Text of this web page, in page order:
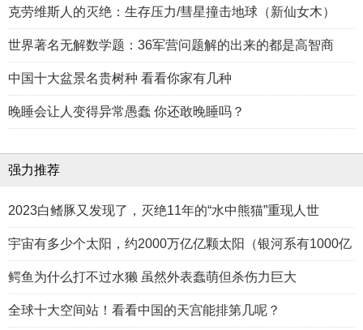
克劳维斯人的灭绝：生存压力/彗星撞击地球（新仙女木）
世界著名无解数学题：36军营问题解的出来的都是高智商
中国十大盆景名贵树种 看看你家有几种
晚睡会让人变得异常愚蠢 你还敢晚睡吗？
强力推荐
2023白鳍豚又发现了，灭绝11年的“水中熊猫”重现人世
宇宙有多少个太阳，约2000万亿亿颗太阳（银河系有1000亿
鳄鱼为什么打不过水獭 虽然外表蠢萌但杀伤力巨大
全球十大空间站！看看中国的天宫能排第几呢？